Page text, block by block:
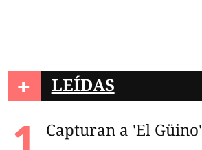
+ LEÍDAS
Capturan a 'El Güino'